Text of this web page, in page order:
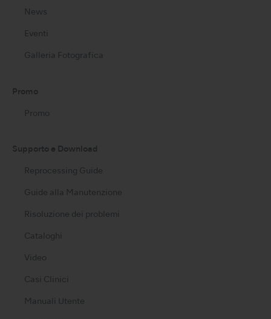
News
Eventi
Galleria Fotografica
Promo
Promo
Supporto e Download
Reprocessing Guide
Guide alla Manutenzione
Risoluzione dei problemi
Cataloghi
Video
Casi Clinici
Manuali Utente